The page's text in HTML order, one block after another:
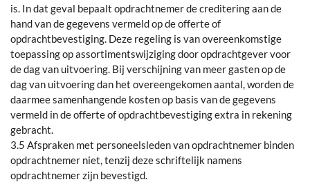
is. In dat geval bepaalt opdrachtnemer de creditering aan de
hand van de gegevens vermeld op de offerte of
opdrachtbevestiging. Deze regeling is van overeenkomstige
toepassing op assortimentswijziging door opdrachtgever voor
de dag van uitvoering. Bij verschijning van meer gasten op de
dag van uitvoering dan het overeengekomen aantal, worden de
daarmee samenhangende kosten op basis van de gegevens
vermeld in de offerte of opdrachtbevestiging extra in rekening
gebracht.
3.5 Afspraken met personeelsleden van opdrachtnemer binden
opdrachtnemer niet, tenzij deze schriftelijk namens
opdrachtnemer zijn bevestigd.